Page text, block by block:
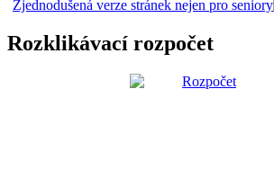
Zjednodušená verze stránek nejen pro seniory
Rozklikávací rozpočet